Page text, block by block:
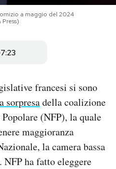
a maggio del 2024
francesi si sono
sorpresadella coalizione
(NFP), la quale
maggioranza
la camera bassa
ha fatto eleggere